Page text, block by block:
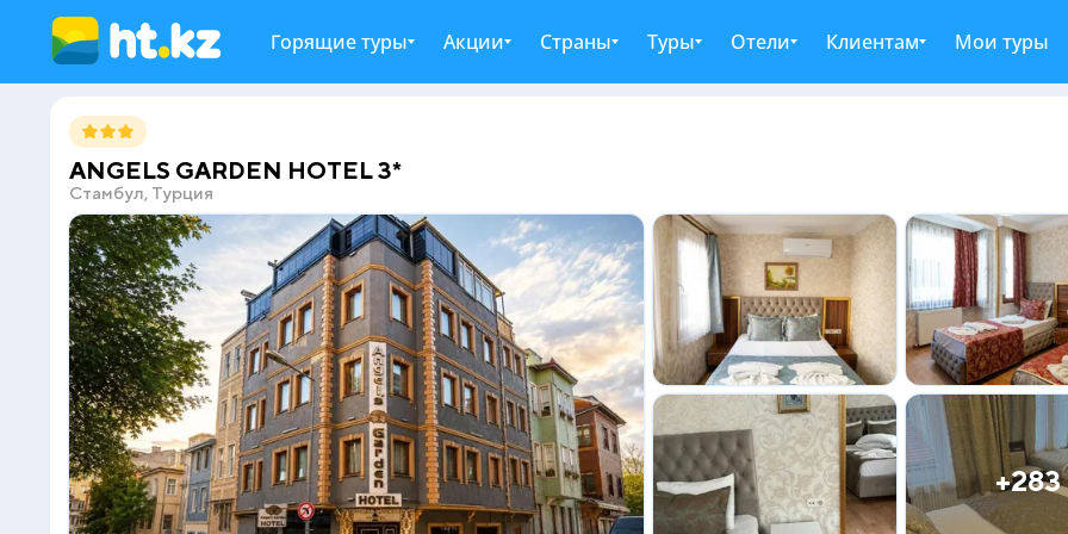
Горящие туры Акции Страны Туры Отели Клиентам Мои туры
ANGELS GARDEN HOTEL 3*
Стамбул, Турция
+283